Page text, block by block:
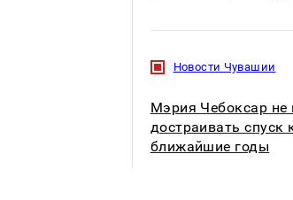
Новости Чувашии
Мэрия Чебоксар не
достраивать спуск
ближайшие годы